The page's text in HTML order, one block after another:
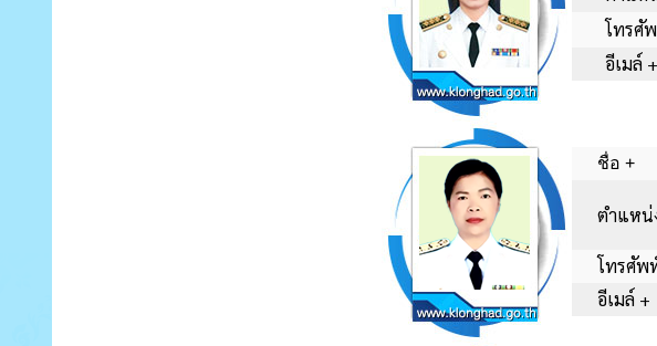
โทรศั
อีเมล์ +
ชื่อ +
ตำแหน่
โทรศัพ
อีเมล์ +